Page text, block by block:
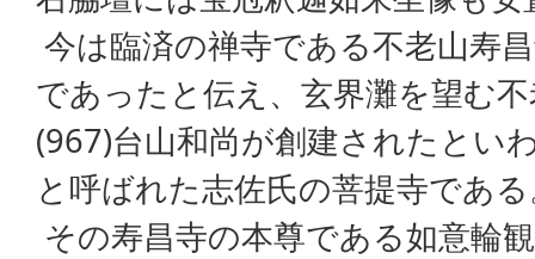
今は臨済の禅寺である不老山寿
であったと伝え、玄界灘を望む
(967)台山和尚が創建されたとい
と呼ばれた志佐氏の菩提寺であ
その寿昌寺の本尊である如意輪